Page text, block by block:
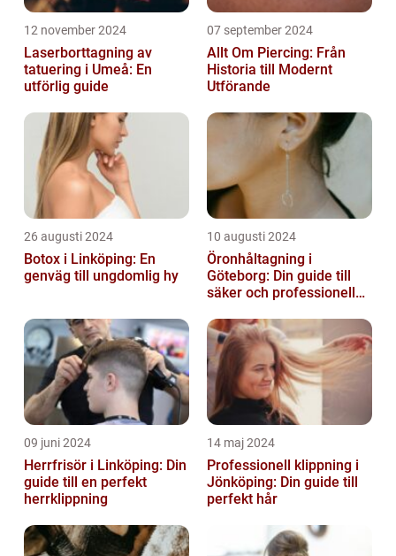
12 november 2024
Laserborttagning av
tatuering i Umeå: En
utförlig guide
07 september 2024
Allt Om Piercing: Från
Historia till Modernt
Utförande
26 augusti 2024
Botox i Linköping: En
genväg till ungdomlig hy
10 augusti 2024
Öronhåltagning i
Göteborg: Din guide till
säker och professionell
09 juni 2024
Herrfrisör i Linköping: Din
guide till en perfekt
herrklippning
14 maj 2024
Professionell klippning i
Jönköping: Din guide till
perfekt hår